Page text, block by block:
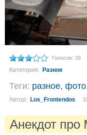
Голосов: 39
Категория: Разное
Теги: разное, фото
Автор: Los_Frontendos
Анекдот